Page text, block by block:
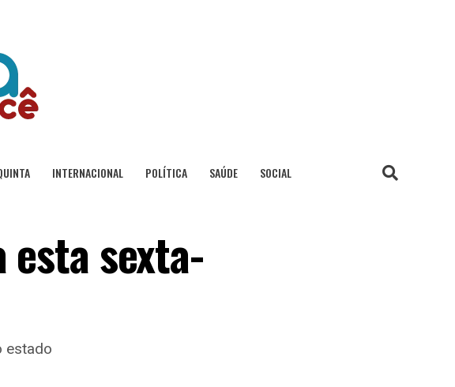
INTERNACIONAL POLÍTICA SAÚDE SOCIAL
esta sexta-
estado